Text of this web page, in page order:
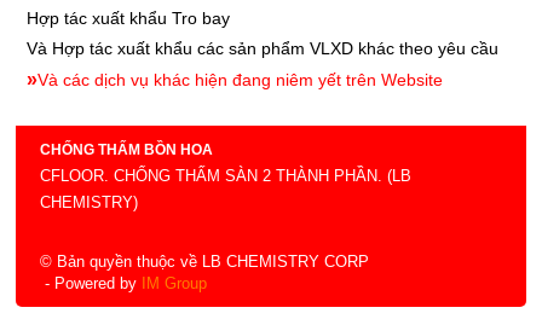
CHỐNG THẤM BỒN HOA
CFLOOR. CHỐNG THẤM SÀN 2 THÀNH PHẦN. (LB
CHEMISTRY)
Hợp tác xuất khẩu Tro bay
Và Hợp tác xuất khẩu các sản phẩm VLXD khác theo yêu cầu
»Và các dịch vụ khác hiện đang niêm yết trên Website
© Bản quyền thuộc về LB CHEMISTRY CORP
- Powered by
IM Group